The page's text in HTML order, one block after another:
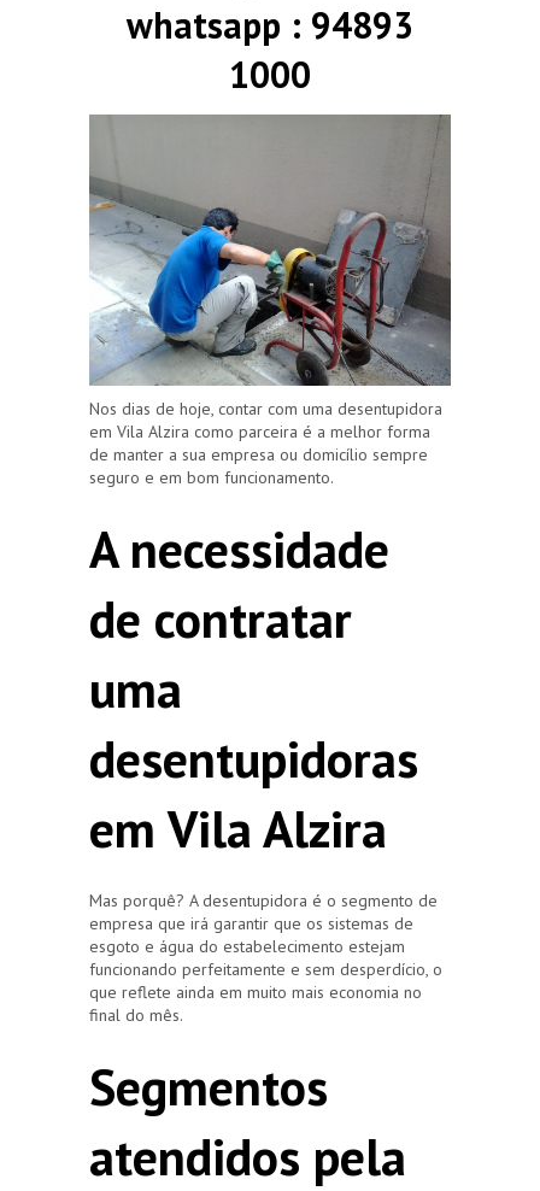
whatsapp : 94893
1000
Nos dias de hoje, contar com uma desentupidora
em Vila Alzira como parceira é a melhor forma
de manter a sua empresa ou domicílio sempre
seguro e em bom funcionamento.
A necessidade
de contratar
uma
desentupidoras
em Vila Alzira
Mas porquê? A desentupidora é o segmento de
empresa que irá garantir que os sistemas de
esgoto e água do estabelecimento estejam
funcionando perfeitamente e sem desperdício, o
que reflete ainda em muito mais economia no
final do mês.
Segmentos
atendidos pela